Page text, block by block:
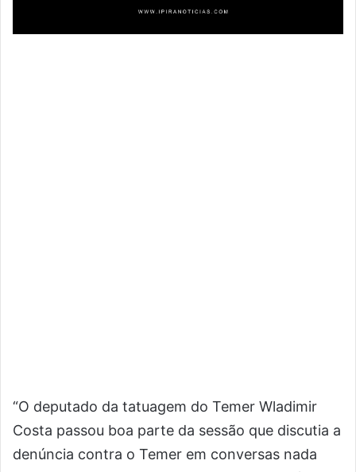
“O deputado da tatuagem do Temer Wladimir
Costa passou boa parte da sessão que discutia a
denúncia contra o Temer em conversas nada